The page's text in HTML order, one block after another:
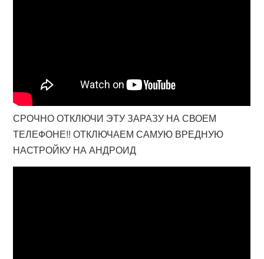
СРОЧНО ОТКЛЮЧИ ЭТУ ЗАРАЗУ НА СВОЕМ
ТЕЛЕФОНЕ!! ОТКЛЮЧАЕМ САМУЮ ВРЕДНУЮ
НАСТРОЙКУ НА АНДРОИД